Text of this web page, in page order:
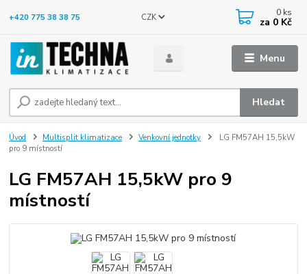
Menu
CZK
Hledat
+420 775 38 38 75 0 ks
za 0 Kč
Úvod Multisplit klimatizace Venkovní jednotky
LG FM57AH 15,5kW
pro 9 místností
LG FM57AH 15,5kW pro 9
místností